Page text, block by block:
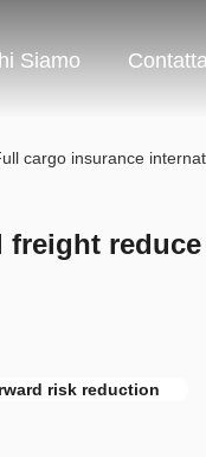
Siamo
cargo insurance
freight reduce
risk reduction